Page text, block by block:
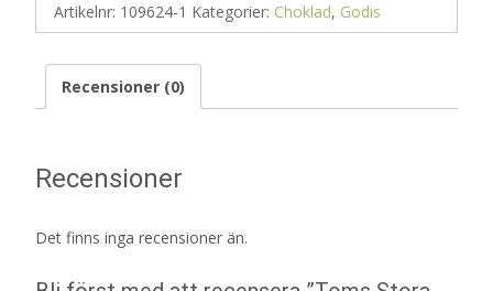
Artikelnr: 109624-1 Kategorier: Choklad, Godis
Recensioner (0)
Recensioner
Det finns inga recensioner än.